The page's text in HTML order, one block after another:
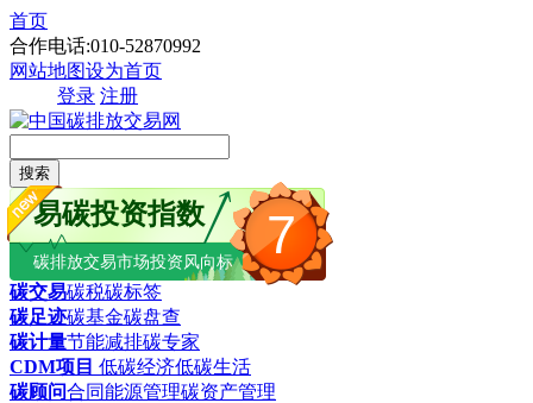
首页
合作电话:010-52870992
网站地图设为首页
登录 注册
搜索
7
易碳投资指数
碳排放交易市场投资风向标
碳交易碳税碳标签
碳足迹碳基金碳盘查
碳计量节能减排碳专家
CDM项目 低碳经济低碳生活
碳顾问合同能源管理碳资产管理